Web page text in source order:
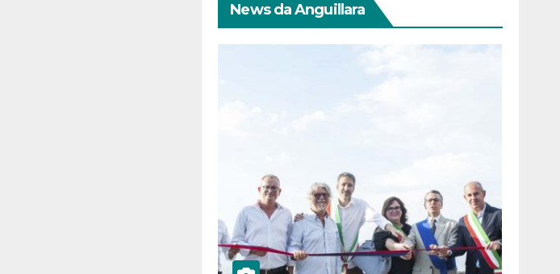
News da Anguillara